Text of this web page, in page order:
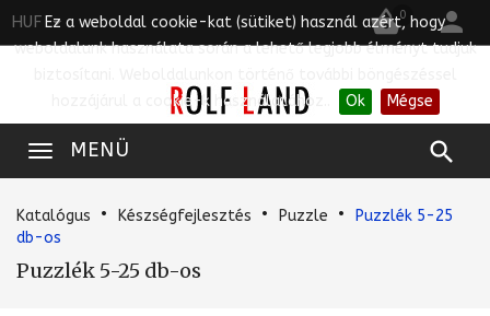
Ez a weboldal cookie-kat (sütiket) használ azért, hogy
weboldalunk használata során a lehető legjobb élményt tudjuk
hozzájárul a cookie-k használatához..
Ok Mégse
HUF 0 
MENÜ 
Katalógus Készségfejlesztés Puzzle
Puzzlék 5-25
db-os
Puzzlék 5-25 db-os